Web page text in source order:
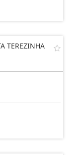
TEREZINHA